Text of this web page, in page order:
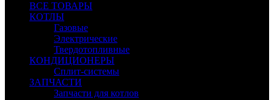
ВСЕ ТОВАРЫ
КОТЛЫ
Газовые
Электрические
Твердотопливные
КОНДИЦИОНЕРЫ
Сплит-системы
ЗАПЧАСТИ
Запчасти для котлов